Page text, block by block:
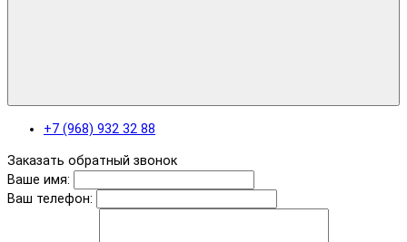
+7 (968) 932 32 88
Заказать обратный звонок
Ваше имя:
Ваш телефон: